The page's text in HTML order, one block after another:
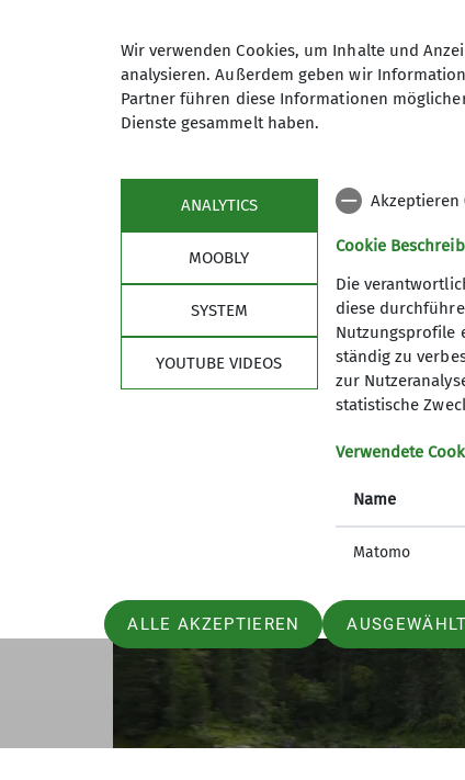
täglichen Wanderungen führten in die
und hinauf zum Refugio San Nicolo.
in nahezu unberührter Natur. Auf
Richtung Fedaiasee und schließlich
Woche. Der Aufstieg auf die Cima
die Bergeinsamkeit. Der Wettergott
waren für den Aufenthalt im Freien
traditionelle Wanderwoche war
Wir verwenden Cookies, um Inhalte und
analysieren. Außerdem geben wir
Partner führen diese Informationen
Dienste gesammelt haben.
ANALYTICS
MOOBLY
SYSTEM
YOUTUBE VIDEOS
Akzeptieren
Cookie
Die
diese
Nutzungsprofile
ständig zu
zur
statistische
Verwendete
Name
Matomo
ALLE AKZEPTIEREN